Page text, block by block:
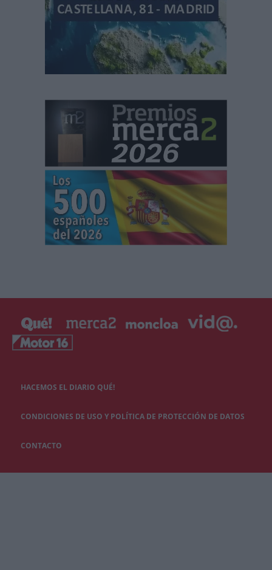
HACEMOS EL DIARIO QUÉ!
CONDICIONES DE USO Y POLÍTICA DE PROTECCIÓN DE DATOS
CONTACTO